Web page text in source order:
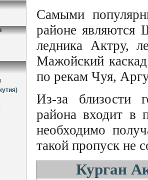
Самыми
районе являются
ледника Актру,
Мажойский
по рекам Чуя,
Из-за близости
района входит в
необходимо
такой пропуск не
Курган